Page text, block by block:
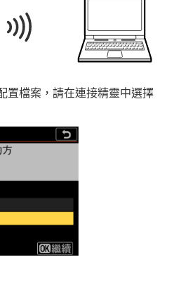
置檔案，請在連接精靈中選擇